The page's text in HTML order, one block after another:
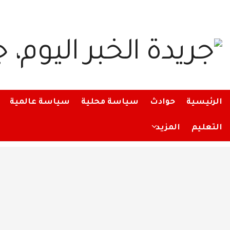
الرئيسية حوادث سياسة محلية سياسة عالمية
التعليم المزيد